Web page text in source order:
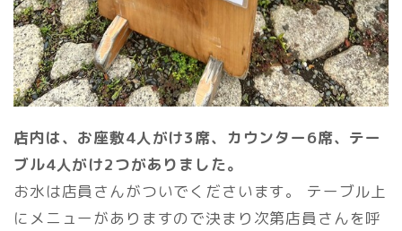
店内は、お座敷4人がけ3席、カウンター6席、テー
ブル4人がけ2つがありました。
お水は店員さんがついでくださいます。 テーブル上
にメニューがありますので決まり次第店員さんを呼